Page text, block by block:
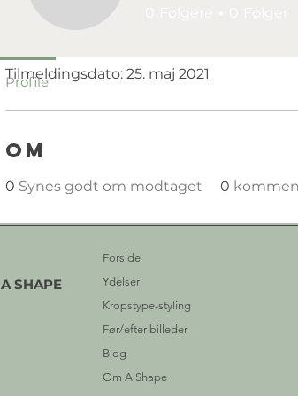
Profil
Tilmeldingsdato: 25. maj 2021
Om
0 Synes godt om modtaget 0
Profile
A SHAPE
Forside
Ydelser
Kropstype-styling
Før/efter billeder
Blog
Om A Shape